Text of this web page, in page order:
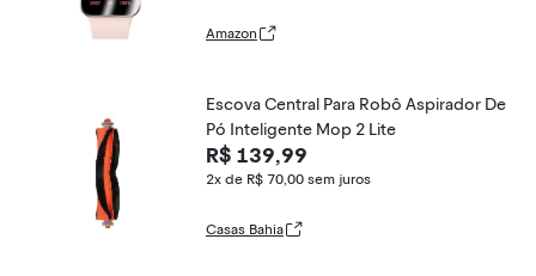
Amazon
Escova Central Para Robô Aspirador De
Pó Inteligente Mop 2 Lite
R$ 139,99
2x de R$ 70,00 sem juros
Casas Bahia